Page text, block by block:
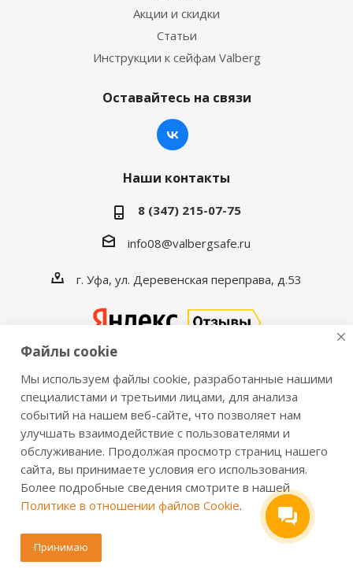
Акции и скидки
Статьи
Инструкции к сейфам Valberg
Оставайтесь на связи
Наши контакты
8 (347) 215-07-75
info08@valbergsafe.ru
г. Уфа, ул. Деревенская переправа, д.53
2016-2026 © VALBERGSAFE.RU — Интернет-магазин
сейфов Valberg и металлической мебели Практик.
Продажа сейфов для дома и офиса, металлических
шкафов, стеллажей, металлических дверей.
Информация о розничных ценах, технических
характеристиках, наличии на складе носит справочный
характер и не является публичной офертой,
определяемой положениями из Статьи 437 ч.2 ГК РФ.
Файлы cookie
Мы используем файлы cookie, разработанные нашими
специалистами и третьими лицами, для анализа
событий на нашем веб-сайте, что позволяет нам
улучшать взаимодействие с пользователями и
обслуживание. Продолжая просмотр страниц нашего
сайта, вы принимаете условия его использования.
Более подробные сведения смотрите в нашей
Политике в отношении файлов Cookie.
Принимаю